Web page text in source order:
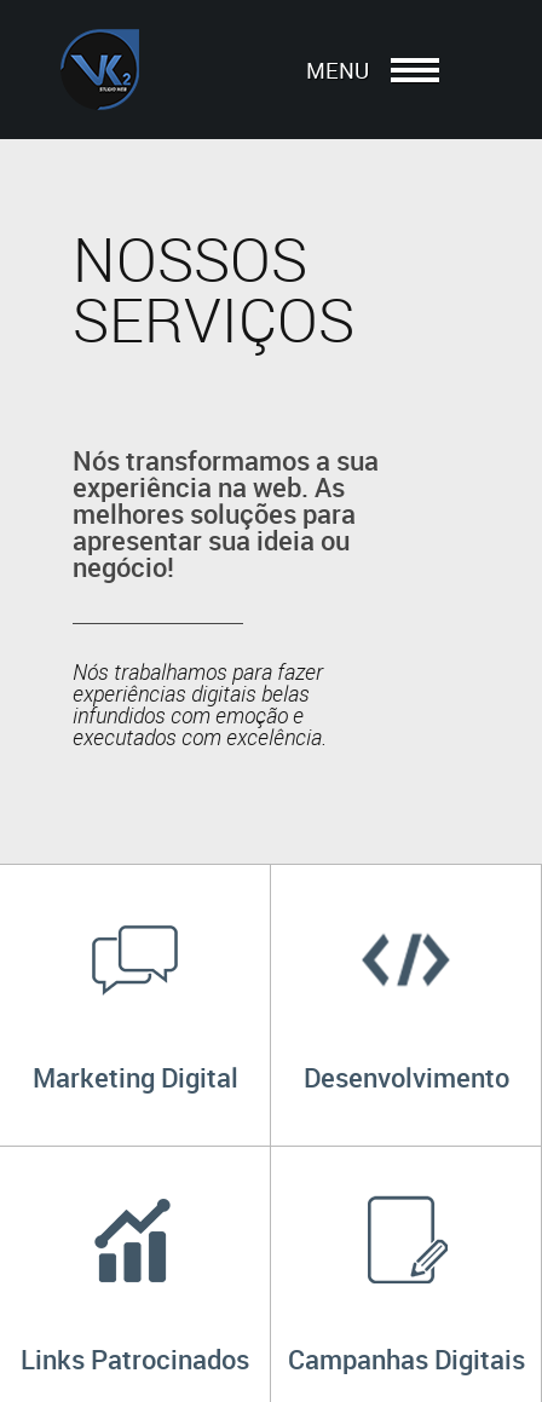
MENU
NOSSOS
SERVIÇOS
Nós transformamos a sua
experiência na web. As
melhores soluções para
apresentar sua ideia ou
negócio!
Nós trabalhamos para fazer
experiências digitais belas
infundidos com emoção e
executados com excelência.
Marketing Digital Desenvolvimento
Links Patrocinados Campanhas Digitais